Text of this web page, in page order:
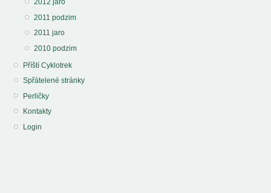
2012 jaro
2011 podzim
2011 jaro
2010 podzim
Příští Cyklotrek
Spřátelené stránky
Perličky
Kontakty
Login